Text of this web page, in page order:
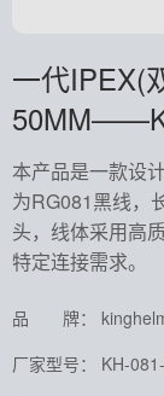
一代IPEX(
本产品是一款设
为RG081黑线，
头，线体采用高
特定连接需求。
品 牌：
厂家型号： KH-